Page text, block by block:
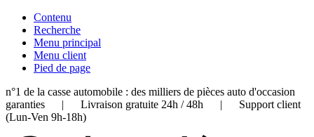
Contenu
Recherche
Menu principal
Menu client
Pied de page
n°1 de la casse automobile : des milliers de pièces auto d'occasion
garanties | Livraison gratuite 24h / 48h | Support client
(Lun-Ven 9h-18h)